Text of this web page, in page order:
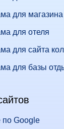
для магазина
для отеля
для сайта
для базы
по Google